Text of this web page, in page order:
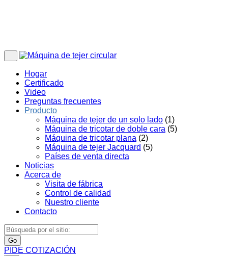
Hogar
Certificado
Video
Preguntas frecuentes
Producto
Máquina de tejer de un solo lado (1)
Máquina de tricotar de doble cara (5)
Máquina de tricotar plana (2)
Máquina de tejer Jacquard (5)
Países de venta directa
Noticias
Acerca de
Visita de fábrica
Control de calidad
Nuestro cliente
Contacto
Go
PIDE COTIZACIÓN